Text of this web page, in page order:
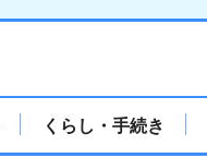
くらし・手続き